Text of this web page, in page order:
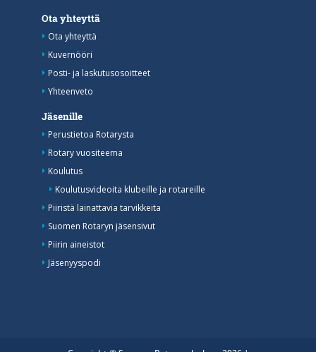
Ota yhteyttä
Ota yhteyttä
Kuvernööri
Posti- ja laskutusosoitteet
Yhteenveto
Jäsenille
Perustietoa Rotarysta
Rotary vuositeema
Koulutus
Koulutusvideoita klubeille ja rotareille
Piiristä lainattavia tarvikkeita
Suomen Rotaryn jäsensivut
Piirin aineistot
Jäsenyyspodi